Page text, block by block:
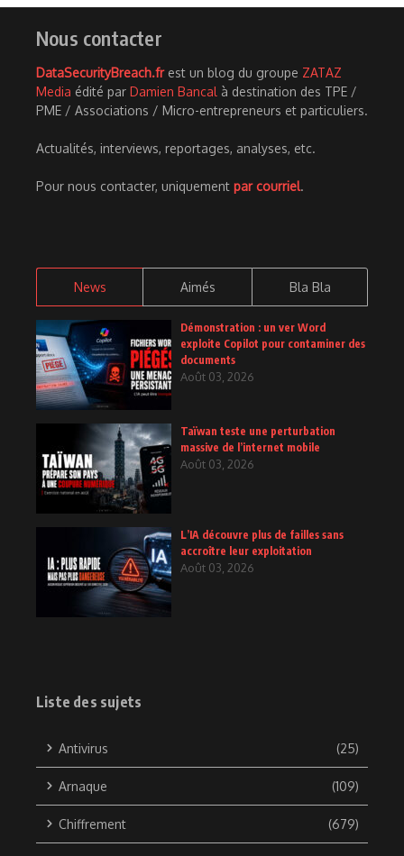
Nous contacter
DataSecurityBreach.frest un blog du groupe ZATAZ
Media édité par Damien Bancal à destination des TPE /
PME / Associations / Micro-entrepreneurs et particuliers.
Actualités, interviews, reportages, analyses, etc.
Pour nous contacter, uniquement par courriel.
News Aimés Bla Bla
Démonstration : un ver Word
exploite Copilot pour contaminer des
documents
Août 03, 2026
Taïwan teste une perturbation
massive de l’internet mobile
Août 03, 2026
L’IA découvre plus de failles sans
accroître leur exploitation
Août 03, 2026
Liste des sujets
Antivirus (25)
Arnaque (109)
Chiffrement (679)